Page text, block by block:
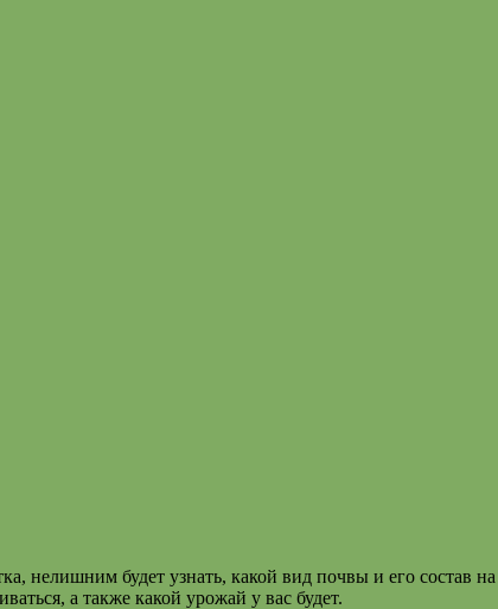
нелишним будет узнать, какой вид почвы и его состав
а также какой урожай у вас будет.